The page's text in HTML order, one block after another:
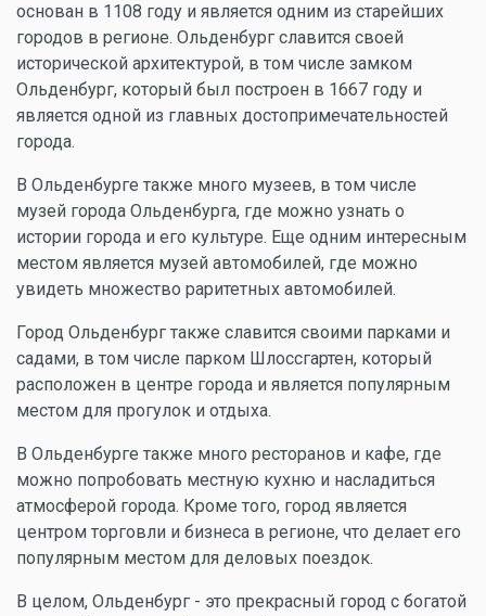
основан в 1108 году и является одним из старейших
городов в регионе. Ольденбург славится своей
исторической архитектурой, в том числе замком
Ольденбург, который был построен в 1667 году и
является одной из главных достопримечательностей
города.
В Ольденбурге также много музеев, в том числе
музей города Ольденбурга, где можно узнать о
истории города и его культуре. Еще одним интересным
местом является музей автомобилей, где можно
увидеть множество раритетных автомобилей.
Город Ольденбург также славится своими парками и
садами, в том числе парком Шлоссгартен, который
расположен в центре города и является популярным
местом для прогулок и отдыха.
В Ольденбурге также много ресторанов и кафе, где
можно попробовать местную кухню и насладиться
атмосферой города. Кроме того, город является
центром торговли и бизнеса в регионе, что делает его
популярным местом для деловых поездок.
В целом, Ольденбург - это прекрасный город с богатой